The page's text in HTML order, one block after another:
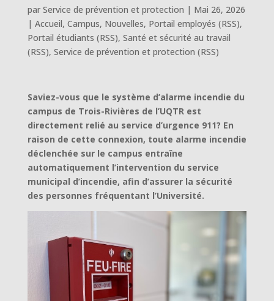
par Service de prévention et protection | Mai 26, 2026
| Accueil, Campus, Nouvelles, Portail employés (RSS),
Portail étudiants (RSS), Santé et sécurité au travail
(RSS), Service de prévention et protection (RSS)
Saviez-vous que le système d’alarme incendie du
campus de Trois-Rivières de l’UQTR est
directement relié au service d’urgence 911? En
raison de cette connexion, toute alarme incendie
déclenchée sur le campus entraîne
automatiquement l’intervention du service
municipal d’incendie, afin d’assurer la sécurité
des personnes fréquentant l’Université.